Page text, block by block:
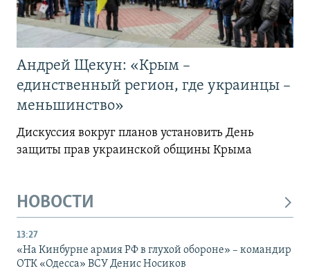
Андрей Щекун: «Крым –
единственный регион, где украинцы –
меньшинство»
Дискуссия вокруг планов установить День
защиты прав украинской общины Крыма
НОВОСТИ
13:27
«На Кинбурне армия РФ в глухой обороне» – командир
ОТК «Одесса» ВСУ Денис Носиков